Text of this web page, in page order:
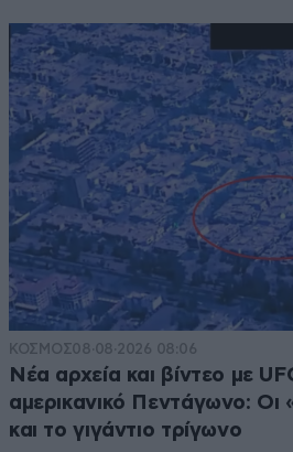
ΚΟΣΜΟΣ08·08·2026 08:06
Νέα αρχεία και βίντεο με
αμερικανικό Πεντάγωνο: Οι
και το γιγάντιο τρίγωνο